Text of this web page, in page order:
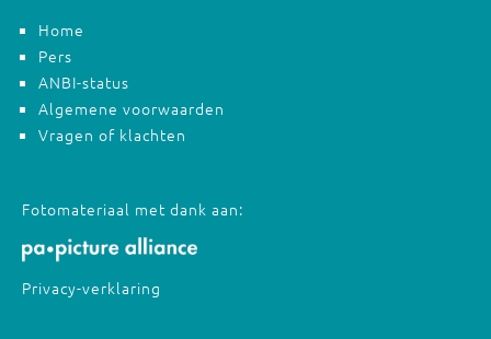
Home
Pers
ANBI-status
Algemene voorwaarden
Vragen of klachten
Fotomateriaal met dank aan:
Privacy-verklaring